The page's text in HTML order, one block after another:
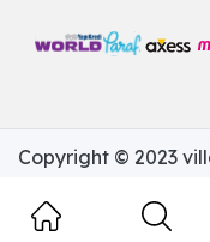
Copyright © 2023